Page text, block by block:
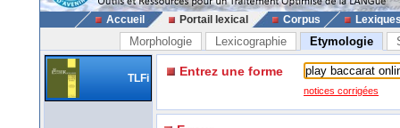
Accueil Portail lexical Corpus
Morphologie Lexicographie Etymologie
TLFi Entrez une forme
notices corrigées